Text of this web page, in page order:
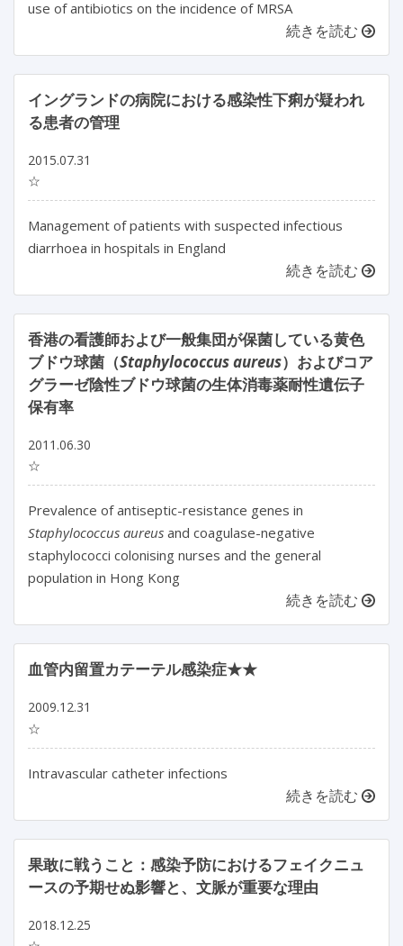
use of antibiotics on the incidence of MRSA
続きを読む
イングランドの病院における感染性下痢が疑われ
る患者の管理
2015.07.31
☆
Management of patients with suspected infectious
diarrhoea in hospitals in England
続きを読む
香港の看護師および一般集団が保菌している黄色
ブドウ球菌（Staphylococcus aureus）およびコア
グラーゼ陰性ブドウ球菌の生体消毒薬耐性遺伝子
保有率
2011.06.30
☆
Prevalence of antiseptic-resistance genes in
Staphylococcus aureus and coagulase-negative
staphylococci colonising nurses and the general
population in Hong Kong
続きを読む
血管内留置カテーテル感染症★★
2009.12.31
☆
Intravascular catheter infections
続きを読む
果敢に戦うこと：感染予防におけるフェイクニュ
ースの予期せぬ影響と、文脈が重要な理由
2018.12.25